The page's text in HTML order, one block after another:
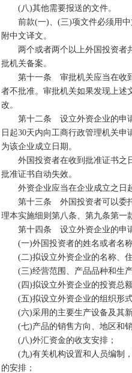
(八)其他需要报送的文件。
前款(一)、(三)项文件必须用中
附中文译文。
两个或者两个以上外国投资者
批机关备案。
第十一条 审批机关应当在收到
者不批准。审批机关如果发现上述
改。
第十二条 设立外资企业的申请
日起30天内向工商行政管理机关申
为该企业成立日期。
外国投资者在收到批准证书之日
批准证书自动失效。
外资企业应当在企业成立之日起
第十三条 外国投资者可以委托
理本实施细则第八条、第九条第一
第十四条 设立外资企业的申请
(一)外国投资者的姓名或者名称
(二)拟设立外资企业的名称、住
(三)经营范围、产品品种和生产
(四)拟设立外资企业的投资总额
(五)拟设立外资企业的组织形式
(六)采用的主要生产设备及其新
(七)产品的销售方向、地区和销
(八)外汇资金的收支安排；
(九)有关机构设置和人员编制，
的安排；